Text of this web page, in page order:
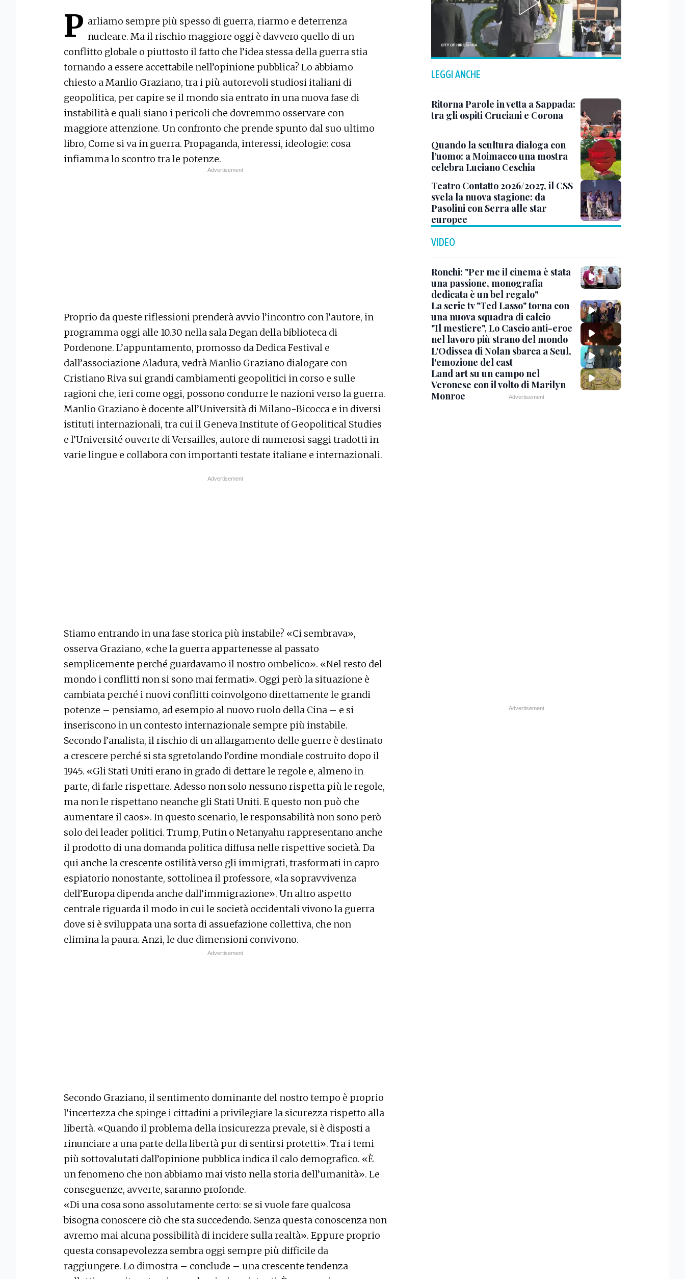
P arliamo sempre più spesso di guerra, riarmo e deterrenza
nucleare. Ma il rischio maggiore oggi è davvero quello di un
conflitto globale o piuttosto il fatto che l’idea stessa della guerra stia
tornando a essere accettabile nell’opinione pubblica? Lo abbiamo
chiesto a Manlio Graziano, tra i più autorevoli studiosi italiani di
geopolitica, per capire se il mondo sia entrato in una nuova fase di
instabilità e quali siano i pericoli che dovremmo osservare con
maggiore attenzione. Un confronto che prende spunto dal suo ultimo
libro, Come si va in guerra. Propaganda, interessi, ideologie: cosa
infiamma lo scontro tra le potenze.
Proprio da queste riflessioni prenderà avvio l’incontro con l’autore, in
programma oggi alle 10.30 nella sala Degan della biblioteca di
Pordenone. L’appuntamento, promosso da Dedica Festival e
dall’associazione Aladura, vedrà Manlio Graziano dialogare con
Cristiano Riva sui grandi cambiamenti geopolitici in corso e sulle
ragioni che, ieri come oggi, possono condurre le nazioni verso la guerra.
Manlio Graziano è docente all’Università di Milano-Bicocca e in diversi
istituti internazionali, tra cui il Geneva Institute of Geopolitical Studies
e l’Université ouverte di Versailles, autore di numerosi saggi tradotti in
varie lingue e collabora con importanti testate italiane e internazionali.
Stiamo entrando in una fase storica più instabile? «Ci sembrava»,
osserva Graziano, «che la guerra appartenesse al passato
semplicemente perché guardavamo il nostro ombelico». «Nel resto del
mondo i conflitti non si sono mai fermati». Oggi però la situazione è
cambiata perché i nuovi conflitti coinvolgono direttamente le grandi
potenze – pensiamo, ad esempio al nuovo ruolo della Cina – e si
inseriscono in un contesto internazionale sempre più instabile.
Secondo l’analista, il rischio di un allargamento delle guerre è destinato
a crescere perché si sta sgretolando l’ordine mondiale costruito dopo il
1945. «Gli Stati Uniti erano in grado di dettare le regole e, almeno in
parte, di farle rispettare. Adesso non solo nessuno rispetta più le regole,
ma non le rispettano neanche gli Stati Uniti. E questo non può che
aumentare il caos». In questo scenario, le responsabilità non sono però
solo dei leader politici. Trump, Putin o Netanyahu rappresentano anche
il prodotto di una domanda politica diffusa nelle rispettive società. Da
qui anche la crescente ostilità verso gli immigrati, trasformati in capro
espiatorio nonostante, sottolinea il professore, «la sopravvivenza
dell’Europa dipenda anche dall’immigrazione». Un altro aspetto
centrale riguarda il modo in cui le società occidentali vivono la guerra
dove si è sviluppata una sorta di assuefazione collettiva, che non
elimina la paura. Anzi, le due dimensioni convivono.
Secondo Graziano, il sentimento dominante del nostro tempo è proprio
l’incertezza che spinge i cittadini a privilegiare la sicurezza rispetto alla
libertà. «Quando il problema della insicurezza prevale, si è disposti a
rinunciare a una parte della libertà pur di sentirsi protetti». Tra i temi
più sottovalutati dall’opinione pubblica indica il calo demografico. «È
un fenomeno che non abbiamo mai visto nella storia dell’umanità». Le
conseguenze, avverte, saranno profonde.
«Di una cosa sono assolutamente certo: se si vuole fare qualcosa
bisogna conoscere ciò che sta succedendo. Senza questa conoscenza non
avremo mai alcuna possibilità di incidere sulla realtà». Eppure proprio
questa consapevolezza sembra oggi sempre più difficile da
raggiungere. Lo dimostra – conclude – una crescente tendenza
LEGGI ANCHE
Ritorna Parole in vetta a Sappada:
tra gli ospiti Cruciani e Corona
Quando la scultura dialoga con
l’uomo: a Moimacco una mostra
celebra Luciano Ceschia
Teatro Contatto 2026/2027, il CSS
svela la nuova stagione: da
Pasolini con Serra alle star
europee
VIDEO
Ronchi: "Per me il cinema è stata
una passione, monografia
dedicata è un bel regalo"
La serie tv "Ted Lasso" torna con
una nuova squadra di calcio
"Il mestiere", Lo Cascio anti-eroe
nel lavoro più strano del mondo
L'Odissea di Nolan sbarca a Seul,
l'emozione del cast
Land art su un campo nel
Veronese con il volto di Marilyn
Monroe